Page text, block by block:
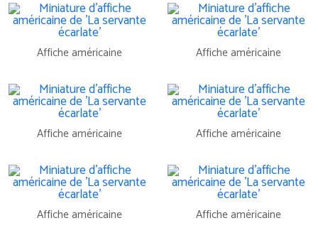
Affiche américaine Affiche américaine
Affiche américaine Affiche américaine
Affiche américaine Affiche américaine